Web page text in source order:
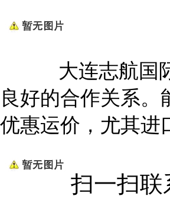
大连志航国际
良好的合作关系
优惠运价，尤其进
扫一扫联